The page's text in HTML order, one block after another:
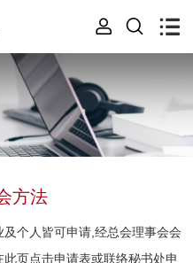
方法
个人皆可申请,经总会理事会会
页点击申请表或联络秘书处申